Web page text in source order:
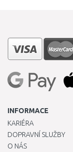
INFORMACE
KARIÉRA
DOPRAVNÍ SLUŽBY
O NÁS